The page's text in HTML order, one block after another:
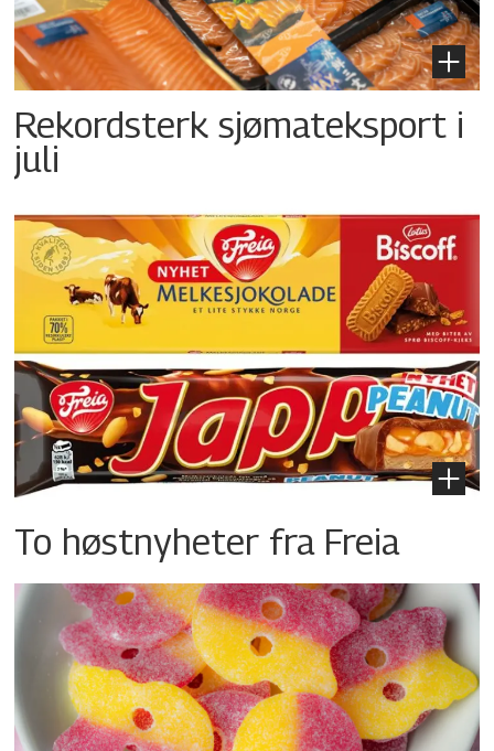
Rekordsterk sjømateksport i
juli
To høstnyheter fra Freia